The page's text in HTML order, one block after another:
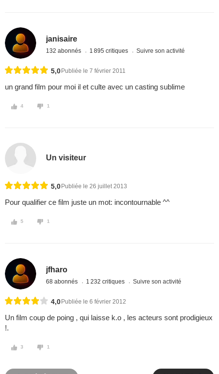
janisaire
132 abonnés 1 895 critiques Suivre son activité
5,0 Publiée le 7 février 2011
un grand film pour moi il et culte avec un casting sublime
4 1
Un visiteur
5,0 Publiée le 26 juillet 2013
Pour qualifier ce film juste un mot: incontournable ^^
5 1
jfharo
68 abonnés 1 232 critiques Suivre son activité
4,0 Publiée le 6 février 2012
Un film coup de poing , qui laisse k.o , les acteurs sont prodigieux
!.
3 1